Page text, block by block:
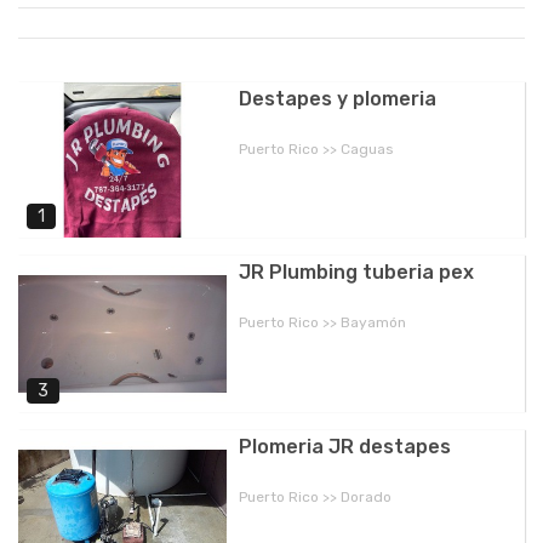
1
Destapes y plomeria
Puerto Rico >> Caguas
3
JR Plumbing tuberia pex
Puerto Rico >> Bayamón
Plomeria JR destapes
Puerto Rico >> Dorado